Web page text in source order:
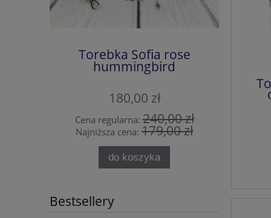
Torebka Sofia rose
hummingbird
180,00 zł
Cena regularna:240,00 zł
Najniższa cena: 179,00 zł
do koszyka
Bestsellery